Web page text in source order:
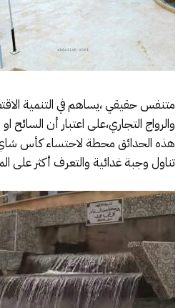
متنفس حقيقي ،يساهم في التنمية
والرواج التجاري،على اعتبار أن السائح
هذه الحدائق محطة لاحتساء كأس شاي
تناول وجبة غدائية والتعرف أكثر على